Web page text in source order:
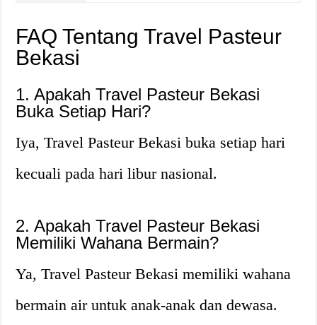
FAQ Tentang Travel Pasteur
Bekasi
1. Apakah Travel Pasteur Bekasi
Buka Setiap Hari?
Iya, Travel Pasteur Bekasi buka setiap hari
kecuali pada hari libur nasional.
2. Apakah Travel Pasteur Bekasi
Memiliki Wahana Bermain?
Ya, Travel Pasteur Bekasi memiliki wahana
bermain air untuk anak-anak dan dewasa.